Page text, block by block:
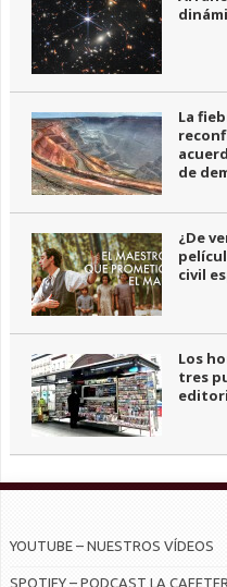
La
de
¿De
civil
Los
tres
YOUTUBE – NUESTROS VÍDEOS
SPOTIFY – PODCAST LA